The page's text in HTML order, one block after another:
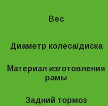
Вес
Диаметр колеса/диска
Материал изготовления
рамы
Задний тормоз